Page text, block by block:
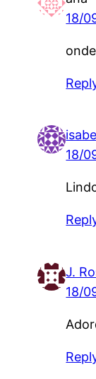
18/
18/
J.
18/